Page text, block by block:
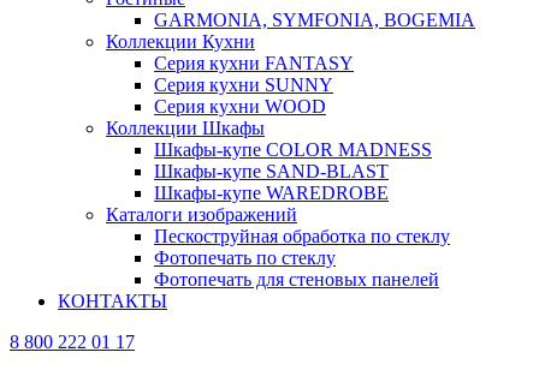
GARMONIA, SYMFONIA, BOGEMIA
Коллекции Кухни
Серия кухни FANTASY
Серия кухни SUNNY
Серия кухни WOOD
Коллекции Шкафы
Шкафы-купе COLOR MADNESS
Шкафы-купе SAND-BLAST
Шкафы-купе WAREDROBE
Каталоги изображений
Пескоструйная обработка по стеклу
Фотопечать по стеклу
Фотопечать для стеновых панелей
КОНТАКТЫ
8 800 222 01 17